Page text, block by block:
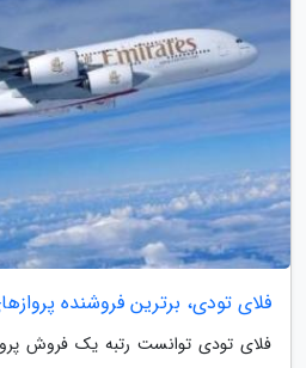
فلای تودی، برترین فروشنده
فلای تودی توانست رتبه یک فروش